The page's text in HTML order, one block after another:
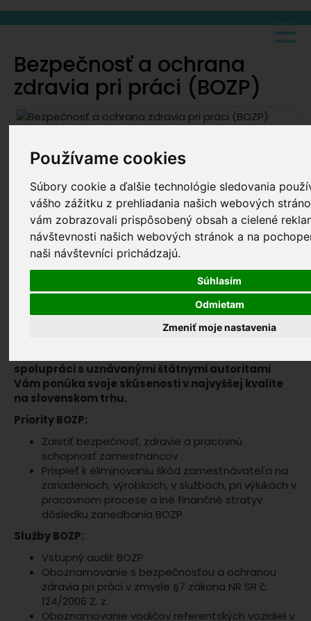
Používame cookies
Súbory cookie a ďalšie technológie sledovania
vášho zážitku z prehliadania našich webových
vám zobrazovali prispôsobený obsah a cielené
návštevnosti našich webových stránok a na
naši návštevníci prichádzajú.
Súhlasím
Odmietam
Zmeniť moje nastavenia
Bezpečnosť a ochrana
zdravia pri práci (BOZP)
Bezpečnosť a ochrana zdravia zamestnancov pri
práci (BOZP) je ukotvená čl. 36 Ústavy Slovenskej
republiky a upravuje ju komplikovaný systém
právnych predpisov a ostatných predpisov na
zaistenie bezpečnosti a ochrany zdravia pri práci.
spolupráci s uznávanými štátnymi autoritami
Vám ponúka svoje skúsenosti v najvyššej kvalite
na slovenskom trhu.
Priority BOZP:
Zaistiť bezpečnosť, zdravie a pracovnú
schopnosť zamestnancov
Prispieť k eliminovaniu škôd zamestnávateľa na
zariadeniach, výrobkoch, v službách, pri výlukách v
pracovnom procese a iné finančné stratyv
dôsledku zanedbania BOZP
Služby BOZP:
Vstupný audit BOZP
Oboznamovanie s bezpečnosťou a ochranou
zdravia pri práci v zmysle §7 zákona NR SR č.
124/2006 Z. z.
Oboznamovanie vodičov referentských vozidiel v